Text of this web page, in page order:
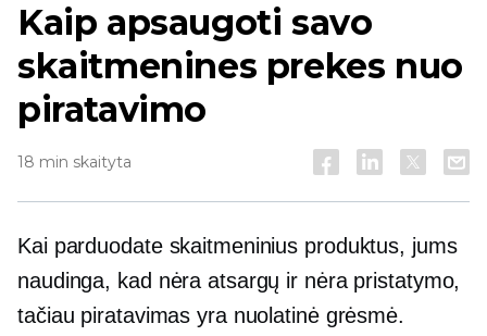
Kaip apsaugoti savo
skaitmenines prekes nuo
piratavimo
18 min skaityta
Kai parduodate skaitmeninius produktus, jums
naudinga, kad nėra atsargų ir nėra pristatymo,
tačiau piratavimas yra nuolatinė grėsmė.